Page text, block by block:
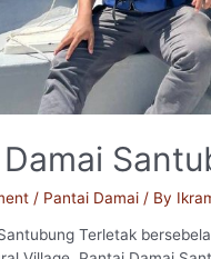
/ Pantai Damai / By
Terletak